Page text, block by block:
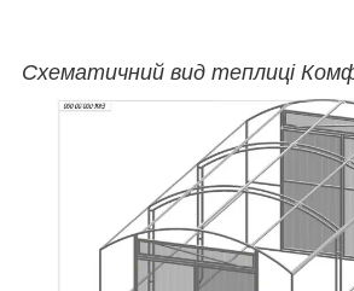
Схематичний вид теплиці